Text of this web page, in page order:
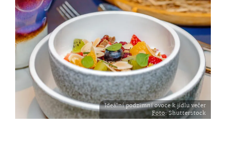
Ideální podzimní ovoce k jídlu večer
Foto: Shutterstock